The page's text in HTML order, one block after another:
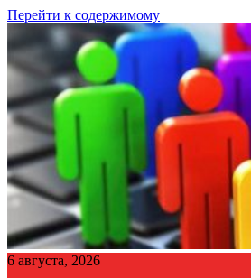
Перейти к содержимому
6 августа, 2026